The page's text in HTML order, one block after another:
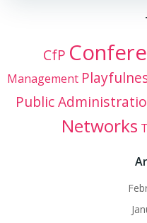
CfP
Management
Public
Networks